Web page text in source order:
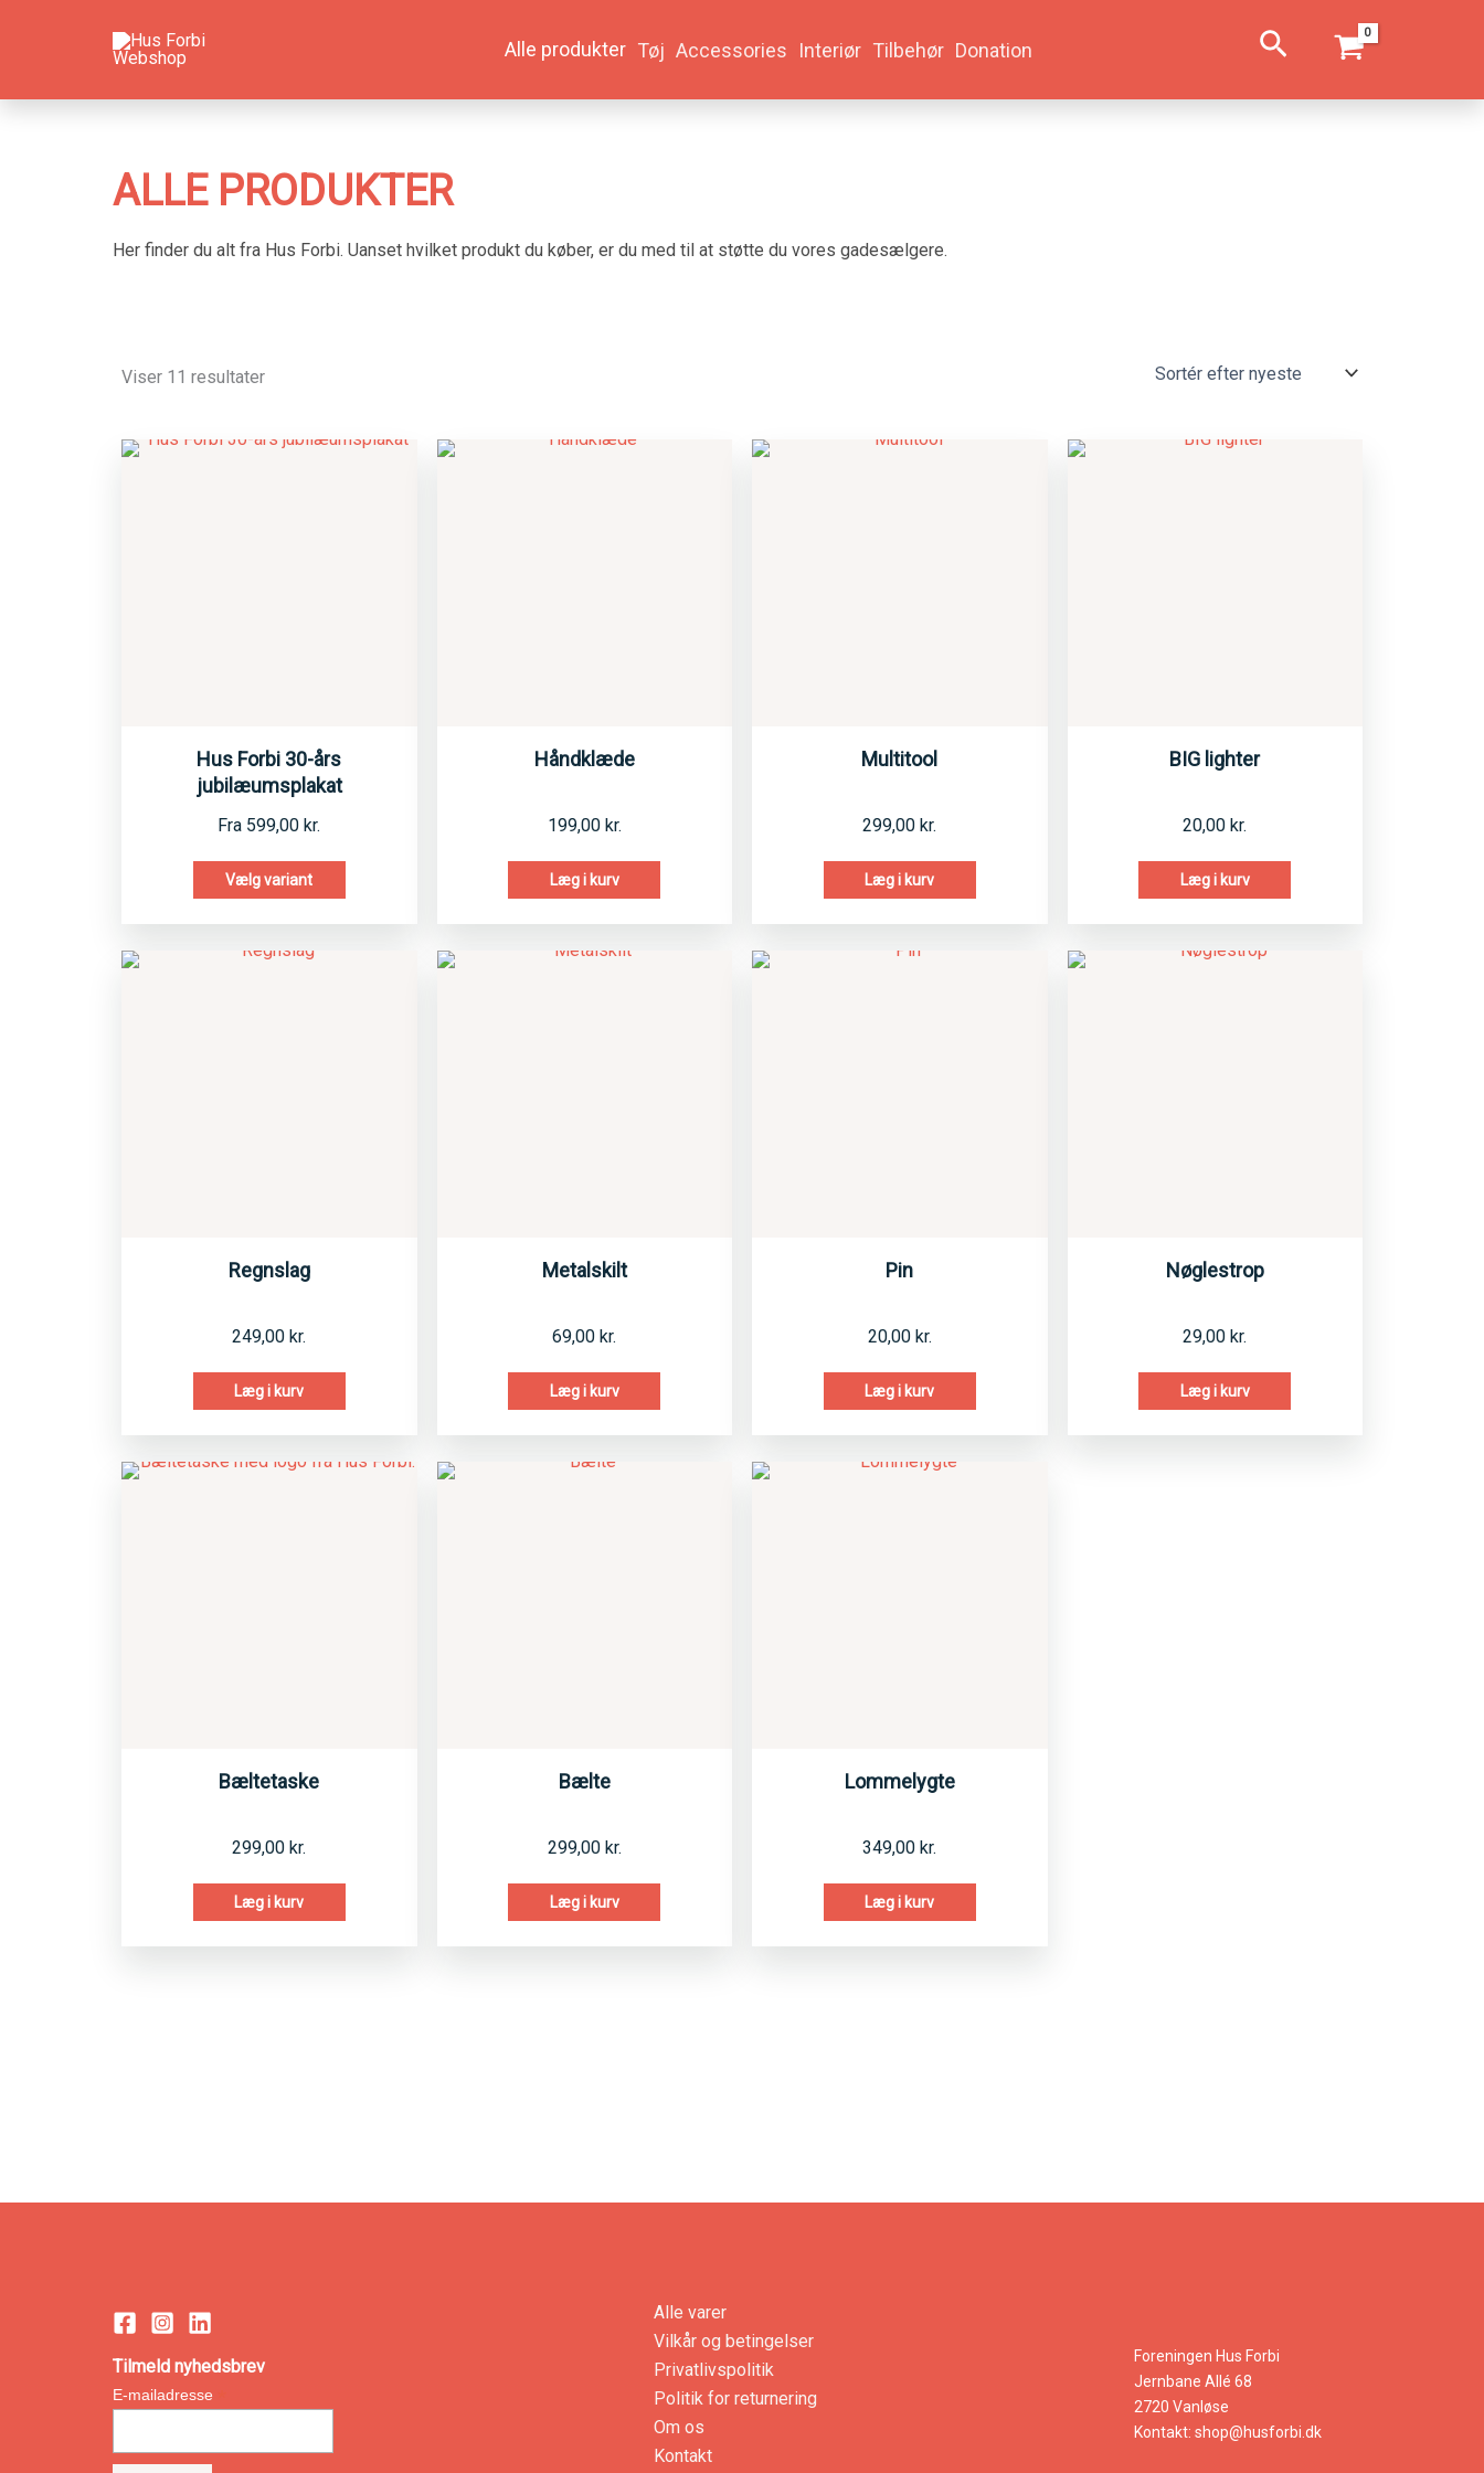
Alle produkter Tøj Accessories Interiør Tilbehør Donation Søg
ALLE PRODUKTER
Her finder du alt fra Hus Forbi. Uanset hvilket produkt du køber, er du med til at støtte du vores gadesælgere.
Viser 11 resultater
Hus Forbi 30-års
jubilæumsplakat
Fra 599,00kr.
Vælg variant
Håndklæde
199,00 kr.
Læg i kurv
Multitool
299,00kr.
Læg i kurv
BIG lighter
20,00kr.
Læg i kurv
Regnslag
249,00kr.
Læg i kurv
Metalskilt
69,00kr.
Læg i kurv
Pin
20,00 kr.
Læg i kurv
Nøglestrop
29,00kr.
Læg i kurv
Bæltetaske
299,00kr.
Læg i kurv
Bælte
299,00 kr.
Læg i kurv
Lommelygte
349,00kr.
Læg i kurv
Tilmeld nyhedsbrev
E-mailadresse
Alle varer
Vilkår og betingelser
Privatlivspolitik
Politik for returnering
Om os
Kontakt
Foreningen Hus Forbi
Jernbane Allé 68
2720 Vanløse
Kontakt: shop@husforbi.dk